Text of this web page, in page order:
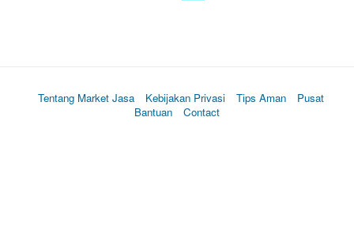
Tentang Market Jasa Kebijakan Privasi Tips Aman
Pusat
Bantuan
Contact